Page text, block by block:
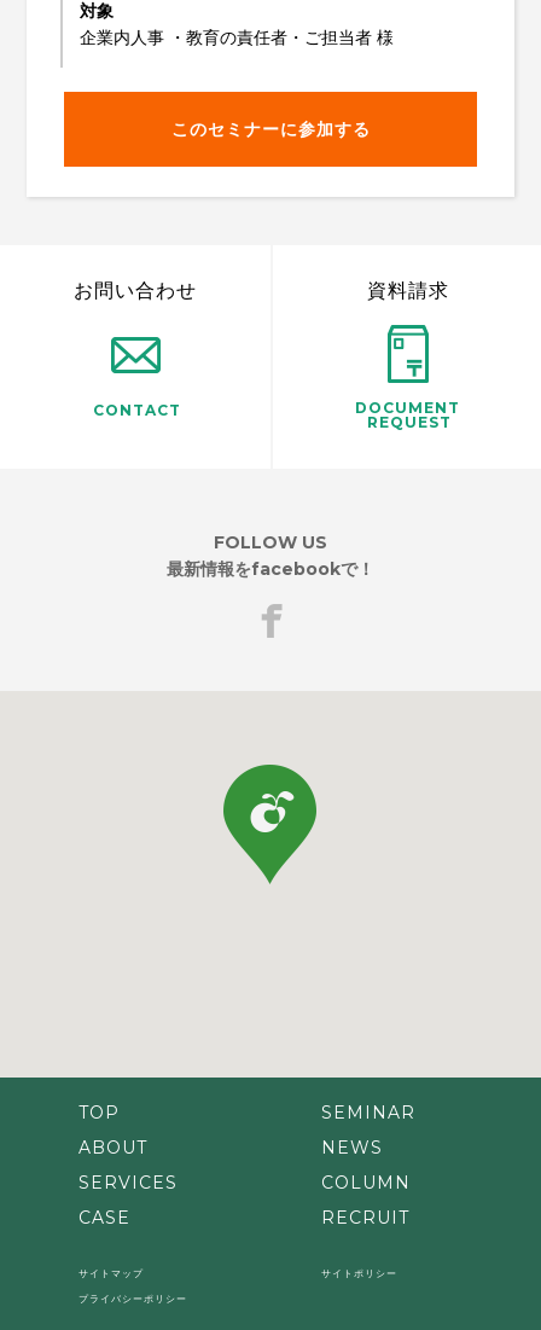
対象
企業内人事 ・教育の責任者・ご担当者 様
このセミナーに参加する
CONTACT
お問い合わせ
DOCUMENT
REQUEST
資料請求
FOLLOW US
最新情報をfacebookで！
TOP
ABOUT
SERVICES
CASE
SEMINAR
NEWS
COLUMN
RECRUIT
サイトマップ
プライバシーポリシー
サイトポリシー